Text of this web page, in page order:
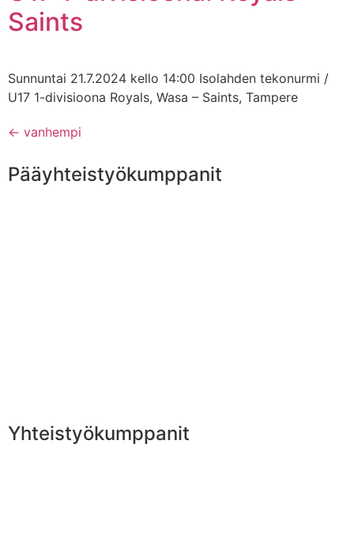
Saints
Sunnuntai 21.7.2024 kello 14:00 Isolahden tekonurmi /
U17 1-divisioona Royals, Wasa – Saints, Tampere
← vanhempi
Pääyhteistyökumppanit
Yhteistyökumppanit